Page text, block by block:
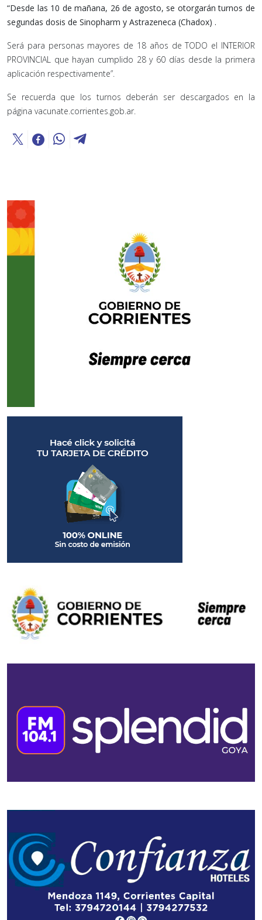
“Desde las 10 de mañana, 26 de agosto, se otorgarán turnos de
segundas dosis de Sinopharm y Astrazeneca (Chadox) .
Será para personas mayores de 18 años de TODO el INTERIOR
PROVINCIAL que hayan cumplido 28 y 60 días desde la primera
aplicación respectivamente”.
Se recuerda que los turnos deberán ser descargados en la
página vacunate.corrientes.gob.ar.